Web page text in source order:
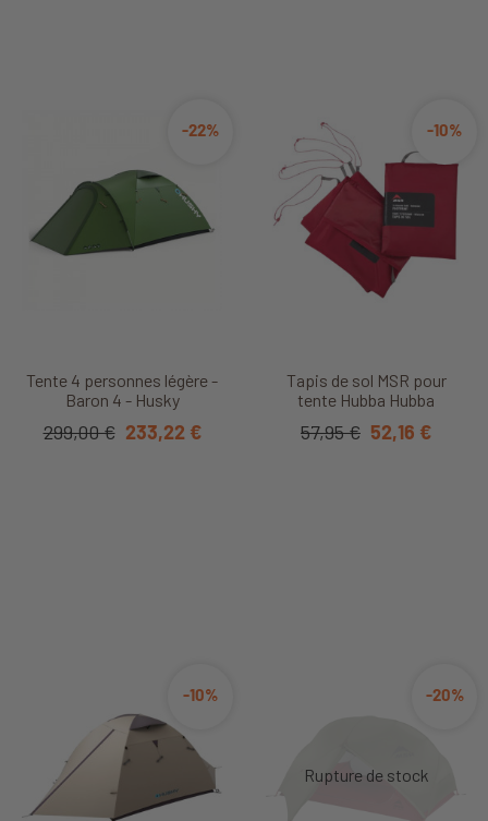
Tente 4 personnes légère -
Baron 4 - Husky
-22%
299,00 € 233,22 €
Tapis de sol MSR pour
tente Hubba Hubba
-10%
57,95 € 52,16 €
-10% -20%